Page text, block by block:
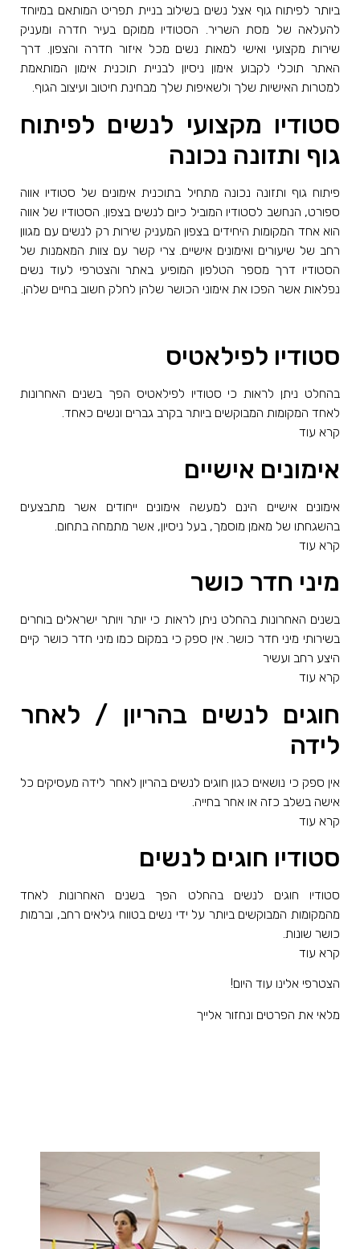
ביותר לפיתוח גוף אצל נשים בשילוב בניית תפריט המותאם במיוחד
להעלאה של מסת השריר. הסטודיו ממוקם בעיר חדרה ומעניק
שירות מקצועי ואישי למאות נשים מכל איזור חדרה והצפון. דרך
האתר תוכלי לקבוע אימון ניסיון לבניית תוכנית אימון המותאמת
למטרות האישיות שלך ולשאיפות שלך מבחינת חיטוב ועיצוב הגוף.
סטודיו מקצועי לנשים לפיתוח
גוף ותזונה נכונה
פיתוח גוף ותזונה נכונה מתחיל בתוכנית אימונים של סטודיו אווה
ספורט, הנחשב לסטודיו המוביל כיום לנשים בצפון. הסטודיו של אווה
הוא אחד המקומות היחידים בצפון המעניק שירות רק לנשים עם מגוון
רחב של שיעורים ואימונים אישיים. צרי קשר עם צוות המאמנות של
הסטודיו דרך מספר הטלפון המופיע באתר והצטרפי לעוד נשים
נפלאות אשר הפכו את אימוני הכושר שלהן לחלק חשוב בחיים שלהן.
סטודיו לפילאטיס
בהחלט ניתן לראות כי סטודיו לפילאטיס הפך בשנים האחרונות
לאחד המקומות המבוקשים ביותר בקרב גברים ונשים כאחד.
קרא עוד
אימונים אישיים
אימונים אישיים הינם למעשה אימונים ייחודים אשר מתבצעים
בהשגחתו של מאמן מוסמך, בעל ניסיון, אשר מתמחה בתחום.
קרא עוד
מיני חדר כושר
בשנים האחרונות בהחלט ניתן לראות כי יותר ויותר ישראלים בוחרים
בשירותי מיני חדר כושר. אין ספק כי במקום כמו מיני חדר כושר קיים
היצע רחב ועשיר
קרא עוד
חוגים לנשים בהריון / לאחר
לידה
אין ספק כי נושאים כגון חוגים לנשים בהריון לאחר לידה מעסיקים כל
אישה בשלב כזה או אחר בחייה.
קרא עוד
סטודיו חוגים לנשים
סטודיו חוגים לנשים בהחלט הפך בשנים האחרונות לאחד
מהמקומות המבוקשים ביותר על ידי נשים בטווח גילאים רחב, וברמות
כושר שונות.
קרא עוד
הצטרפי אלינו עוד היום!
מלאי את הפרטים ונחזור אלייך